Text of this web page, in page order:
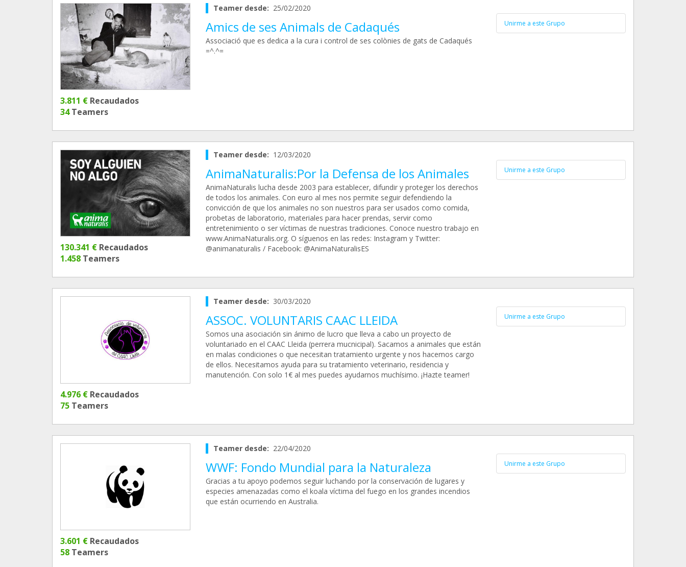
3.811 € Recaudados
34Teamers
Teamer desde: 25/02/2020
Amics de ses Animals de Cadaqués
Associació que es dedica a la cura i control de ses colònies de gats de Cadaqués
=^.^=
Unirme a este Grupo
130.341 € Recaudados
1.458 Teamers
Teamer desde: 12/03/2020
AnimaNaturalis:Por la Defensa de los Animales
AnimaNaturalis lucha desde 2003 para establecer, difundir y proteger los derechos
de todos los animales. Con euro al mes nos permite seguir defendiendo la
convicción de que los animales no son nuestros para ser usados como comida,
probetas de laboratorio, materiales para hacer prendas, servir como
entretenimiento o ser víctimas de nuestras tradiciones. Conoce nuestro trabajo en
www.AnimaNaturalis.org. O síguenos en las redes: Instagram y Twitter:
@animanaturalis / Facebook: @AnimaNaturalisES
Unirme a este Grupo
4.976 € Recaudados
75 Teamers
Teamer desde: 30/03/2020
ASSOC. VOLUNTARIS CAAC LLEIDA
Somos una asociación sin ánimo de lucro que lleva a cabo un proyecto de
voluntariado en el CAAC Lleida (perrera mucnicipal). Sacamos a animales que están
en malas condiciones o que necesitan tratamiento urgente y nos hacemos cargo
de ellos. Necesitamos ayuda para su tratamiento veterinario, residencia y
manutención. Con solo 1€ al mes puedes ayudarnos muchísimo. ¡Hazte teamer!
Unirme a este Grupo
3.601 € Recaudados
58 Teamers
Teamer desde: 22/04/2020
WWF: Fondo Mundial para la Naturaleza
Gracias a tu apoyo podemos seguir luchando por la conservación de lugares y
especies amenazadas como el koala víctima del fuego en los grandes incendios
que están ocurriendo en Australia.
Unirme a este Grupo